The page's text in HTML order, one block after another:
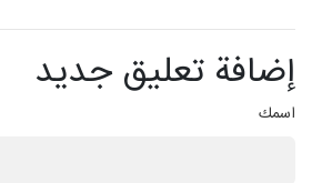
إضافة تعليق جديد
اسمك